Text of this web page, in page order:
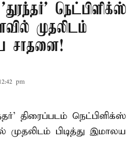
நெட்பிளிக்ஸ்
முதலிடம்
சாதனை!
pm
திரைப்படம் நெட்பிளிக்ஸ்
பிடித்து இமாலய